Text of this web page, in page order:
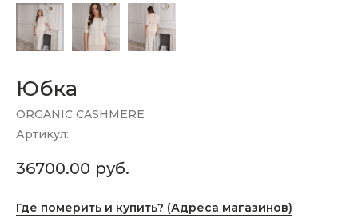
Юбка
ORGANIC CASHMERE
Артикул:
36700.00 руб.
Где померить и купить? (Адреса магазинов)